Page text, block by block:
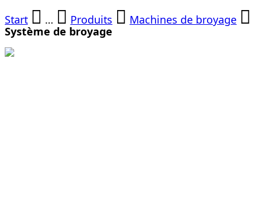
Start
… Produits
Machines de broyage
Système de broyage